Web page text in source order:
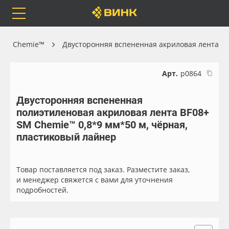
Каталог
Orafol
Доставка
Весь каталог
Рулонные материалы
Листовые материалы
Chemie™ Двусторонняя вспененная акриловая лента
Арт. р0864
Двусторонняя вспененная
полиэтиленовая акриловая лента BF08+
SM Chemie™ 0,8*9 мм*50 м, чёрная,
пластиковый лайнер
Товар поставляется под заказ. Разместите заказ,
и менеджер свяжется с вами для уточнения
подробностей.